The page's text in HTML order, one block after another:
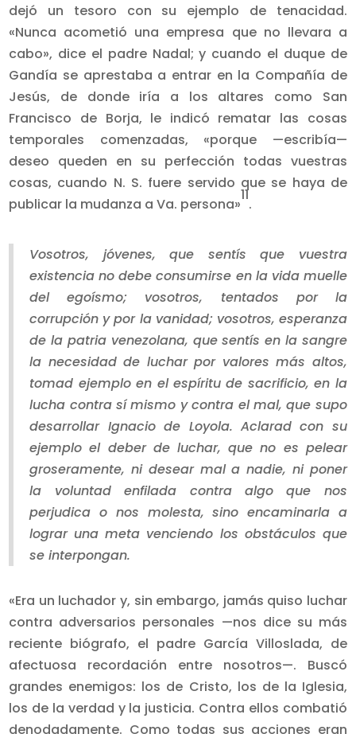
dejó un tesoro con su ejemplo de tenacidad.
«Nunca acometió una empresa que no llevara a
cabo», dice el padre Nadal; y cuando el duque de
Gandía se aprestaba a entrar en la Compañía de
Jesús, de donde iría a los altares como San
Francisco de Borja, le indicó rematar las cosas
temporales comenzadas, «porque —escribía—
deseo queden en su perfección todas vuestras
cosas, cuando N. S. fuere servido que se haya de
publicar la mudanza a Va. persona»
11
.
Vosotros, jóvenes, que sentís que vuestra
existencia no debe consumirse en la vida muelle
del egoísmo; vosotros, tentados por la
corrupción y por la vanidad; vosotros, esperanza
de la patria venezolana, que sentís en la sangre
la necesidad de luchar por valores más altos,
tomad ejemplo en el espíritu de sacrificio, en la
lucha contra sí mismo y contra el mal, que supo
desarrollar Ignacio de Loyola. Aclarad con su
ejemplo el deber de luchar,que no es pelear
groseramente, ni desear mal a nadie, ni poner
la voluntad enfilada contra algo que nos
perjudica o nos molesta, sino encaminarla a
lograr una meta venciendo los obstáculos que
se interpongan.
«Era un luchador y, sin embargo, jamás quiso luchar
contra adversarios personales —nos dice su más
reciente biógrafo, el padre García Villoslada, de
afectuosa recordación entre nosotros—. Buscó
grandes enemigos: los de Cristo, los de la Iglesia,
los de la verdad y la justicia. Contra ellos combatió
denodadamente. Como todas sus acciones eran